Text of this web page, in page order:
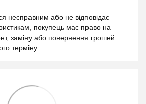
несправним або не відповідає
покупець має право на
заміну або повернення грошей
терміну.